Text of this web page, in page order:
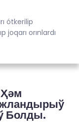
ótkerilip
joqarı orınlardı
Болды.